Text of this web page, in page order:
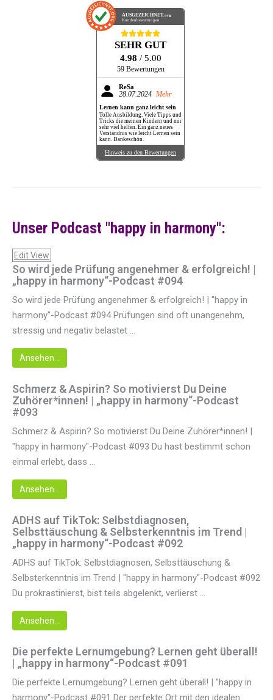
AUSGEZEICHNET.org
Kundenbewertungen
SEHR GUT
4.98 / 5.00
59 Bewertungen
ReSa
28.07.2024 Mehr
Lernen kann ganz leicht sein
Tolle Ausbildung. Viele Tipps und
Tricks die meinen Kindern und mir
sehr viel helfen. Ein ganz neues
Verständnis wie leicht Lernen sein
kann. Dankeschön.
Hinweis zu den Bewertungen
Unser Podcast "happy in harmony":
Edit View
So wird jede Prüfung angenehmer & erfolgreich! |
„happy in harmony“-Podcast #094
So wird jede Prüfung angenehmer & erfolgreich! | "happy in
harmony"-Podcast #094 Prüfungen sind oft unangenehm,
stressig und negativ belastet ...
Ansehen...
Schmerz & Aspirin? So motivierst Du Deine
Zuhörer*innen! | „happy in harmony“-Podcast
#093
Schmerz & Aspirin? So motivierst Du Deine Zuhörer*innen! |
"happy in harmony"-Podcast #093 Du hast bestimmt schon
einmal erlebt, dass ...
Ansehen...
ADHS auf TikTok: Selbstdiagnosen,
Selbsttäuschung & Selbsterkenntnis im Trend |
„happy in harmony“-Podcast #092
ADHS auf TikTok: Selbstdiagnosen, Selbsttäuschung &
Selbsterkenntnis im Trend | "happy in harmony"-Podcast #092
Du prokrastinierst, bist teils abgelenkt, verlierst ...
Ansehen...
Die perfekte Lernumgebung? Lernen geht überall!
| „happy in harmony“-Podcast #091
Die perfekte Lernumgebung? Lernen geht überall! | "happy in
harmony"-Podcast #091 Der perfekte Ort mit den idealen